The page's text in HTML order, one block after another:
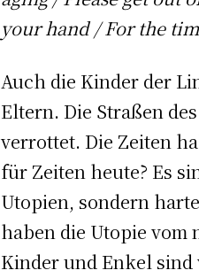
your hand / For the
Auch die Kinder der
Eltern. Die Straßen
verrottet. Die Zeiten
für Zeiten heute? Es
Utopien, sondern
haben die Utopie vom
Kinder und Enkel